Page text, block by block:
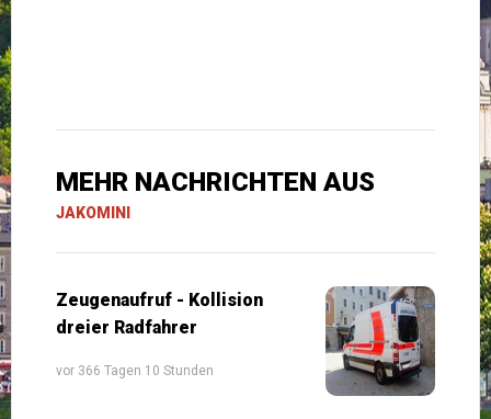
MEHR NACHRICHTEN AUS
JAKOMINI
Zeugenaufruf - Kollision
dreier Radfahrer
vor 366 Tagen 10 Stunden